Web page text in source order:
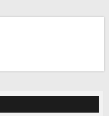
楽しもう！
歌い放題！